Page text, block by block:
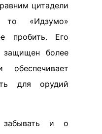
цитадели
то «Идзумо»
пробить. Его
защищен более
для орудий
и о